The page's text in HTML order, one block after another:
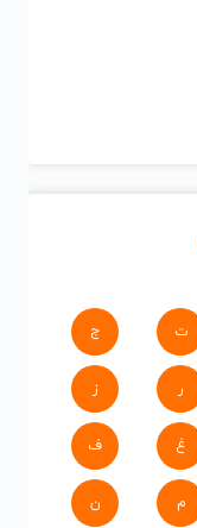
ت ج
ر ز
غ ف
م ن